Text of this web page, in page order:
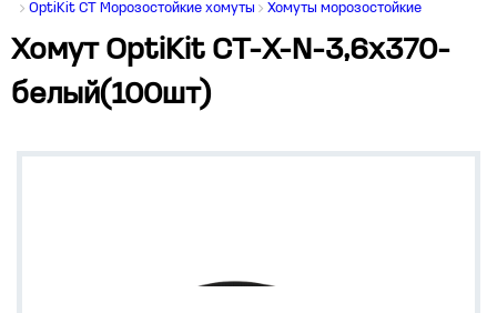
OptiKit CT Морозостойкие хомуты
Хомуты морозостойкие
Хомут OptiKit CT-Х-N-3,6х370-
белый(100шт)